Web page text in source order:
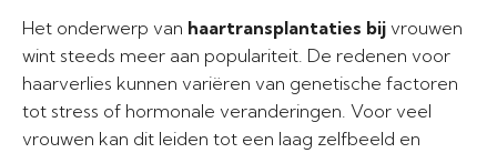
Het onderwerp van haartransplantaties bij vrouwen
wint steeds meer aan populariteit. De redenen voor
haarverlies kunnen variëren van genetische factoren
tot stress of hormonale veranderingen. Voor veel
vrouwen kan dit leiden tot een laag zelfbeeld en